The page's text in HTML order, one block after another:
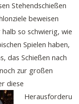
Stehendschießen
beweisen
so schwierig, wie
Spielen haben,
das Schießen nach
zur großen
diese
Herausforderu